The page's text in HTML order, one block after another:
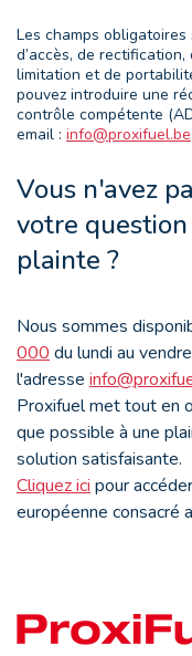
Les champs obligatoires
d’accès, de rectification,
limitation et de
pouvez introduire une
contrôle compétente
email : info@proxifuel.be
Vous n'avez
votre
plainte ?
Nous sommes
000 du lundi au
l'adresse
Proxifuel met tout en
que possible à une
solution satisfaisante.
Cliquez ici pour
européenne consacré